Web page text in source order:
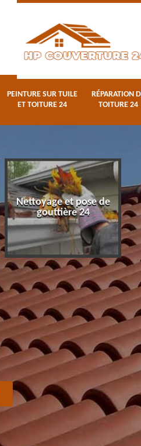
PEINTURE SUR TUILE
ET TOITURE 24
RÉPARATION
TOITURE 24
Nettoyage et pose de
gouttière 24